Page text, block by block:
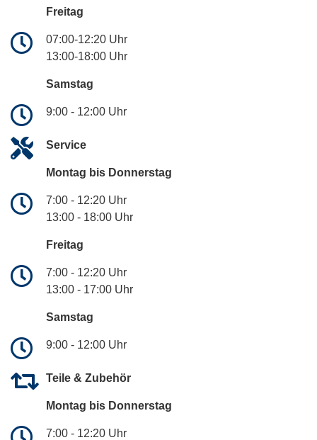
Freitag
07:00-12:20 Uhr
13:00-18:00 Uhr
Samstag
9:00 - 12:00 Uhr
Service
Montag bis Donnerstag
7:00 - 12:20 Uhr
13:00 - 18:00 Uhr
Freitag
7:00 - 12:20 Uhr
13:00 - 17:00 Uhr
Samstag
9:00 - 12:00 Uhr
Teile & Zubehör
Montag bis Donnerstag
7:00 - 12:20 Uhr